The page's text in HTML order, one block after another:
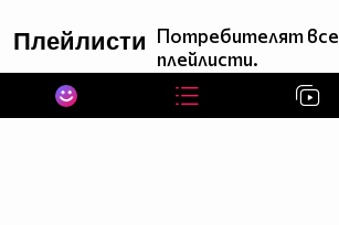
Плейлисти Потребителят
плейлисти.